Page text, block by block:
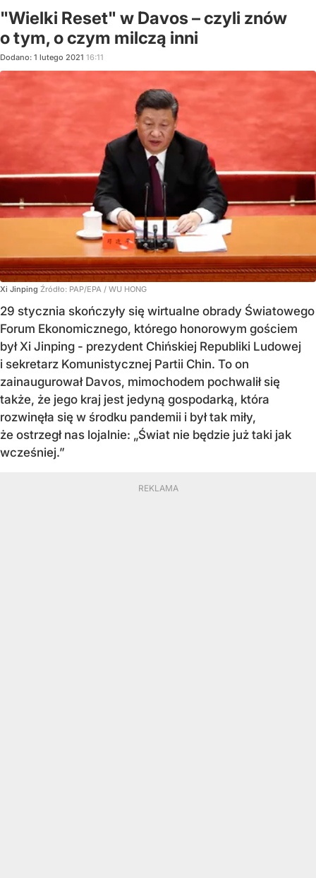
"Wielki Reset" w Davos – czyli znów
o tym, o czym milczą inni
Dodano: 1 lutego 2021 16:11
Xi Jinping Źródło: PAP/EPA / WU HONG
29 stycznia skończyły się wirtualne obrady Światowego
Forum Ekonomicznego, którego honorowym gościem
był Xi Jinping - prezydent Chińskiej Republiki Ludowej
i sekretarz Komunistycznej Partii Chin. To on
zainaugurował Davos, mimochodem pochwalił się
także, że jego kraj jest jedyną gospodarką, która
rozwinęła się w środku pandemii i był tak miły,
że ostrzegł nas lojalnie: „Świat nie będzie już taki jak
wcześniej.”